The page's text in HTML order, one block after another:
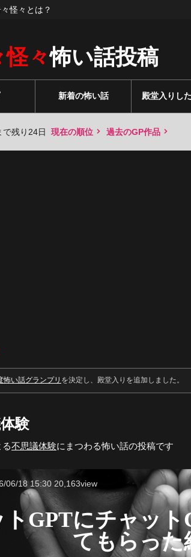
怪々とは？
怪々怖い話投稿
新着の怖い話 殿堂入りし
で残り24日 現在の順位 過去のGP作品
怖い話グランプリ を決定し、殿堂入りを追加しました。
験
る不思議体験にまつわる怖い話の投稿です
GPTにチャッ
てもらった
06/18 15:30 20,163view